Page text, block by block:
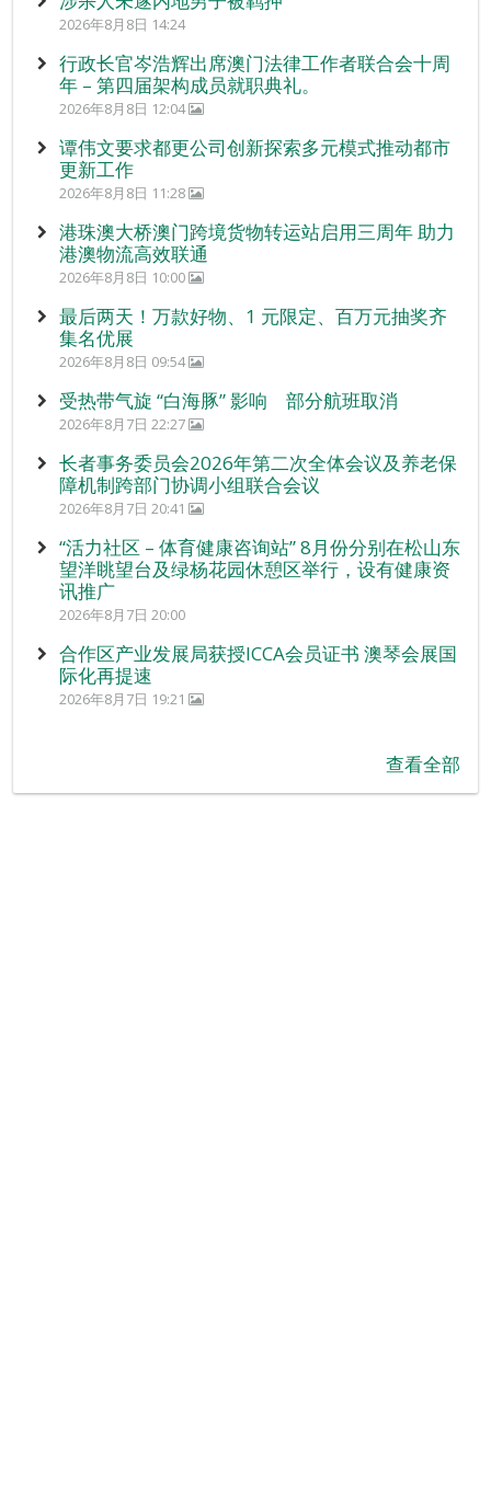
2026年8月8日 14:24
行政长官岑浩辉出席澳门法律工作者联合会十周
年 – 第四届架构成员就职典礼。
2026年8月8日 12:04
谭伟文要求都更公司创新探索多元模式推动都市
更新工作
2026年8月8日 11:28
港珠澳大桥澳门跨境货物转运站启用三周年 助力
港澳物流高效联通
2026年8月8日 10:00
最后两天！万款好物、1 元限定、百万元抽奖齐
集名优展
2026年8月8日 09:54
受热带气旋 “白海豚” 影响 部分航班取消
2026年8月7日 22:27
长者事务委员会2026年第二次全体会议及养老保
障机制跨部门协调小组联合会议
2026年8月7日 20:41
“活力社区 – 体育健康咨询站” 8月份分别在松山东
望洋眺望台及绿杨花园休憩区举行，设有健康资
讯推广
2026年8月7日 20:00
合作区产业发展局获授ICCA会员证书 澳琴会展国
际化再提速
2026年8月7日 19:21
查看全部